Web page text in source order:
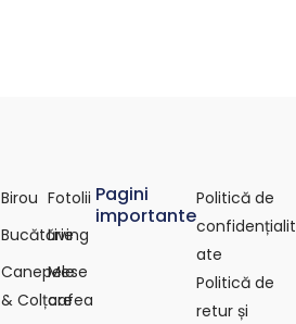
Birou
Bucătărie
Canepele
& Colțare
Fotolii
Living
Mese
cafea
Pagini
importante
Politică de
confidențialit
ate
Politică de
retur și